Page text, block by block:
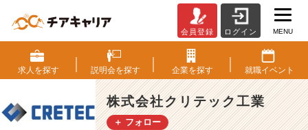
な
ぐ
力
は
走
る
会員登録 ログイン MENU
求人を探す 説明会を探す 企業を探す 就職イベント
株式会社クリテック工業
＋ フォロー